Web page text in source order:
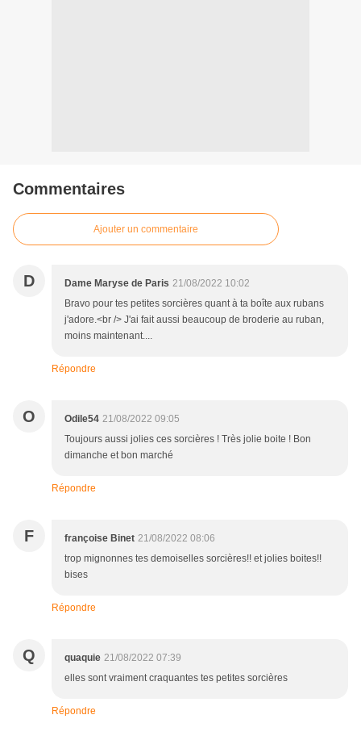
Commentaires
Ajouter un commentaire
D Dame Maryse de Paris 21/08/2022 10:02
Bravo pour tes petites sorcières quant à ta boîte aux rubans
j'adore.<br /> J'ai fait aussi beaucoup de broderie au ruban,
moins maintenant....
Répondre
O Odile54 21/08/2022 09:05
Toujours aussi jolies ces sorcières ! Très jolie boite ! Bon
dimanche et bon marché
Répondre
F françoise Binet 21/08/2022 08:06
trop mignonnes tes demoiselles sorcières!! et jolies boites!!
bises
Répondre
Q quaquie 21/08/2022 07:39
elles sont vraiment craquantes tes petites sorcières
Répondre